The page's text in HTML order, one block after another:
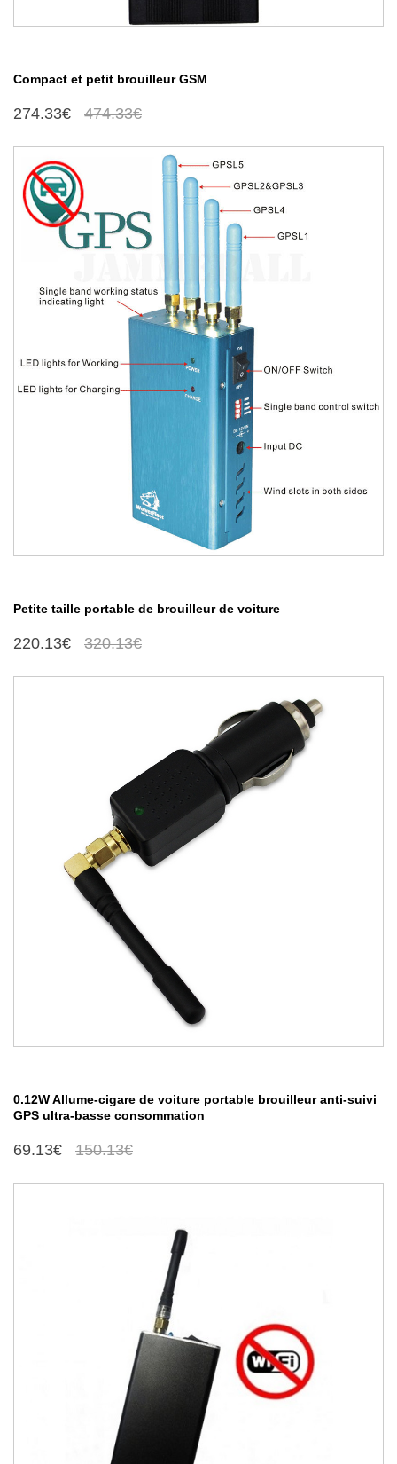
Compact et petit brouilleur GSM
274.33€ 474.33€
Petite taille portable de brouilleur de voiture
220.13€ 320.13€
0.12W Allume-cigare de voiture portable brouilleur anti-suivi
GPS ultra-basse consommation
69.13€ 150.13€